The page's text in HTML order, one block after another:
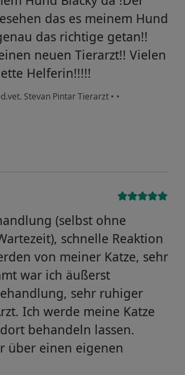
das es meinem Hund
das richtige getan!!
neuen Tierarzt!! Vielen
Helferin!!!!!
Stevan Pintar Tierarzt • •
(selbst ohne
schnelle Reaktion
von meiner Katze, sehr
war ich äußerst
sehr ruhiger
Ich werde meine Katze
behandeln lassen.
über einen eigenen